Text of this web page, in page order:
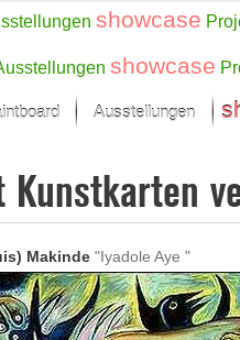
showcase
showcase
im Fokus
Auswahl
Malerei
Digital Art
Grafik
Ausstellungen
Kunstkarten
Makinde"Iyadole Aye "